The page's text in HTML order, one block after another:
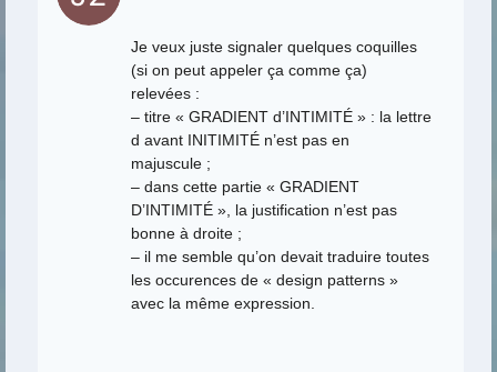
Je veux juste signaler quelques coquilles
(si on peut appeler ça comme ça)
relevées :
– titre « GRADIENT d’INTIMITÉ » : la lettre
d avant INITIMITÉ n’est pas en
majuscule ;
– dans cette partie « GRADIENT
D’INTIMITÉ », la justification n’est pas
bonne à droite ;
– il me semble qu’on devait traduire toutes
les occurences de « design patterns »
avec la même expression.